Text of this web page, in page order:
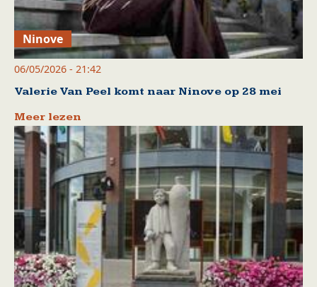
Ninove
06/05/2026 - 21:42
Valerie Van Peel komt naar Ninove op 28 mei
Meer lezen